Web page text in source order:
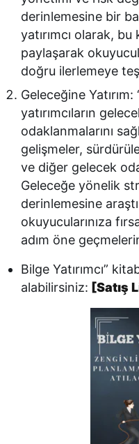
derinlemesine bir
yatırımcı olarak,
paylaşarak
doğru ilerlemeye
Geleceğine Yatırım:
yatırımcıların
odaklanmalarını
gelişmeler,
ve diğer gelecek
Geleceğe yönelik
derinlemesine
okuyucularınıza
adım öne
Bilge Yatırımcı”
alabilirsiniz: [Satış